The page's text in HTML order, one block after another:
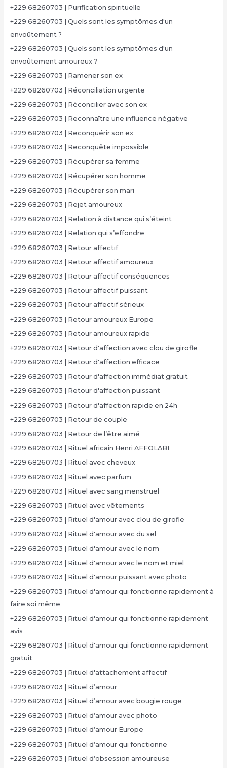
+229 68260703 | Purification spirituelle
+229 68260703 | Quels sont les symptômes d'un
envoûtement ?
+229 68260703 | Quels sont les symptômes d'un
envoûtement amoureux ?
+229 68260703 | Ramener son ex
+229 68260703 | Réconciliation urgente
+229 68260703 | Réconcilier avec son ex
+229 68260703 | Reconnaître une influence négative
+229 68260703 | Reconquérir son ex
+229 68260703 | Reconquête impossible
+229 68260703 | Récupérer sa femme
+229 68260703 | Récupérer son homme
+229 68260703 | Récupérer son mari
+229 68260703 | Rejet amoureux
+229 68260703 | Relation à distance qui s’éteint
+229 68260703 | Relation qui s’effondre
+229 68260703 | Retour affectif
+229 68260703 | Retour affectif amoureux
+229 68260703 | Retour affectif conséquences
+229 68260703 | Retour affectif puissant
+229 68260703 | Retour affectif sérieux
+229 68260703 | Retour amoureux Europe
+229 68260703 | Retour amoureux rapide
+229 68260703 | Retour d'affection avec clou de girofle
+229 68260703 | Retour d'affection efficace
+229 68260703 | Retour d'affection immédiat gratuit
+229 68260703 | Retour d'affection puissant
+229 68260703 | Retour d'affection rapide en 24h
+229 68260703 | Retour de couple
+229 68260703 | Retour de l’être aimé
+229 68260703 | Rituel africain Henri AFFOLABI
+229 68260703 | Rituel avec cheveux
+229 68260703 | Rituel avec parfum
+229 68260703 | Rituel avec sang menstruel
+229 68260703 | Rituel avec vêtements
+229 68260703 | Rituel d'amour avec clou de girofle
+229 68260703 | Rituel d'amour avec du sel
+229 68260703 | Rituel d'amour avec le nom
+229 68260703 | Rituel d'amour avec le nom et miel
+229 68260703 | Rituel d'amour puissant avec photo
+229 68260703 | Rituel d'amour qui fonctionne rapidement à
faire soi même
+229 68260703 | Rituel d'amour qui fonctionne rapidement
avis
+229 68260703 | Rituel d'amour qui fonctionne rapidement
gratuit
+229 68260703 | Rituel d'attachement affectif
+229 68260703 | Rituel d’amour
+229 68260703 | Rituel d’amour avec bougie rouge
+229 68260703 | Rituel d’amour avec photo
+229 68260703 | Rituel d’amour Europe
+229 68260703 | Rituel d’amour qui fonctionne
+229 68260703 | Rituel d’obsession amoureuse